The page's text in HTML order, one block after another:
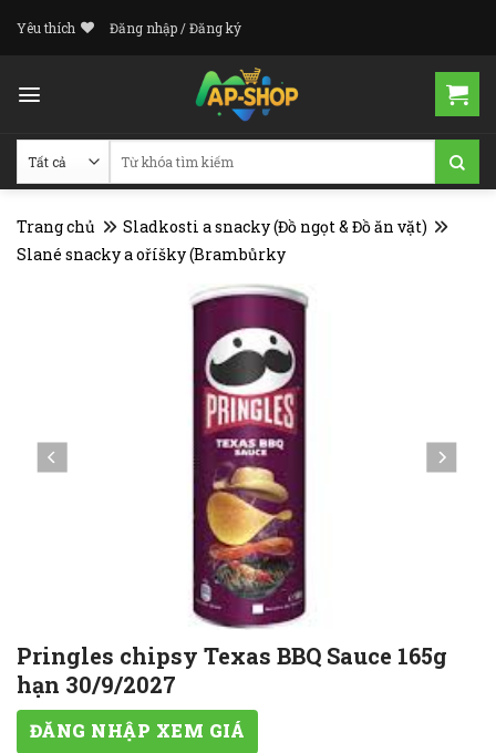
Yêu thích Đăng nhập / Đăng ký
Trang chủ
Sladkosti a snacky (Đồ ngọt & Đồ ăn vặt)
Slané snacky a oříšky (Brambůrky
Pringles chipsy Texas BBQ Sauce 165g
hạn 30/9/2027
ĐĂNG NHẬP XEM GIÁ